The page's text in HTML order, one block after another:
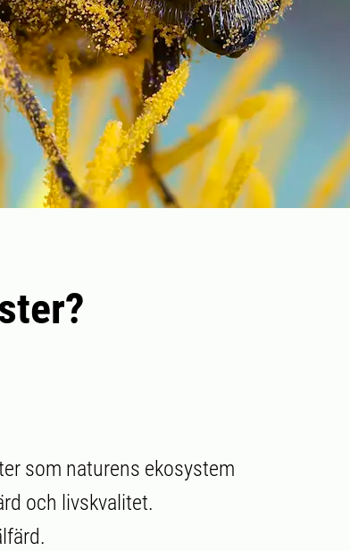
som naturens ekosystem
och livskvalitet.